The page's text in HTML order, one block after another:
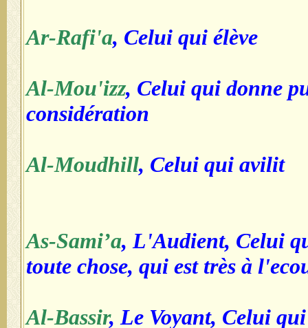
Ar-Rafi'a, Celui qui élève
Al-Mou'izz, Celui qui donne
considération
Al-Moudhill, Celui qui avilit
As-Sami’a, L'Audient, Celui
toute chose, qui est très à
Al-Bassir, Le Voyant, Celui